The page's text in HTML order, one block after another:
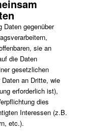
Daten gegenüber
sie an
die Daten
gesetzlichen
an Dritte, wie
erforderlich ist),
dies
Interessen (z.B.
etc.).